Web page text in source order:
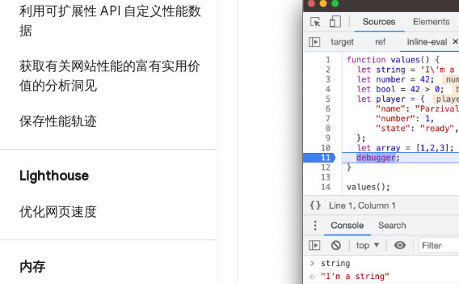
利用可扩展性 API 自定义性能数
据
获取有关网站性能的富有实用价
值的分析洞见
保存性能轨迹
Lighthouse
优化网页速度
内存